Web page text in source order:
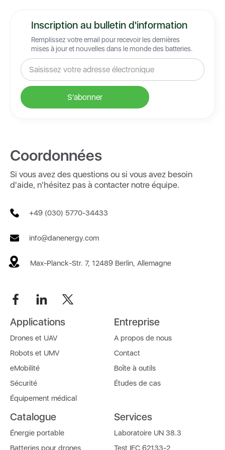
Inscription au bulletin d'information
Remplissez votre email pour recevoir les dernières
mises à jour et nouvelles dans le monde des batteries.
Coordonnées
Si vous avez des questions ou si vous avez besoin
d'aide, n'hésitez pas à contacter notre équipe.
+49 (030) 5770-34433
info@danenergy.com
Max-Planck-Str. 7, 12489 Berlin, Allemagne
Applications
Drones et UAV
Robots et UMV
eMobilité
Sécurité
Équipement médical
Entreprise
A propos de nous
Contact
Boîte à outils
Études de cas
Catalogue
Énergie portable
Batteries pour drones
Services
Laboratoire UN 38.3
Test IEC 62133-2